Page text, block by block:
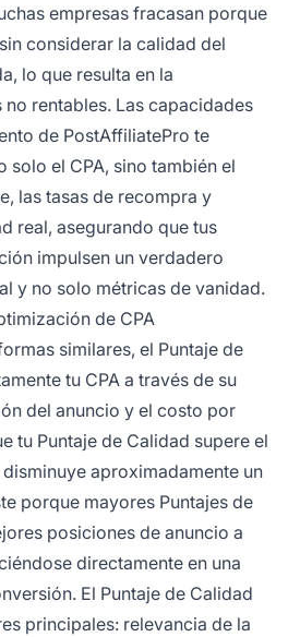
empresas fracasan porque
considerar la calidad del
lo que resulta en la
rentables. Las capacidades
de PostAffiliatePro te
solo el CPA, sino también el
las tasas de recompra y
real, asegurando que tus
impulsen un verdadero
y no solo métricas de vanidad.
de CPA
similares, el Puntaje de
tu CPA a través de su
del anuncio y el costo por
tu Puntaje de Calidad supere el
aproximadamente un
porque mayores Puntajes de
posiciones de anuncio a
directamente en una
El Puntaje de Calidad
principales: relevancia de la